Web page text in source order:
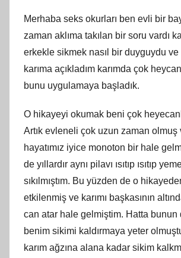
Merhaba seks okurları ben evli bir
zaman aklıma takılan bir soru vardı
erkekle sikmek nasıl bir duyguydu
karıma açıkladım karımda çok
bunu uygulamaya başladık.
O hikayeyi okumak beni çok
Artık evleneli çok uzun zaman olmuş
hayatımız iyice monoton bir hale
de yıllardır aynı pilavı ısıtıp ısıtıp
sıkılmıştım. Bu yüzden de o
etkilenmiş ve karımı başkasının
can atar hale gelmiştim. Hatta
benim sikimi kaldırmaya yeter
karım ağzına alana kadar sikim